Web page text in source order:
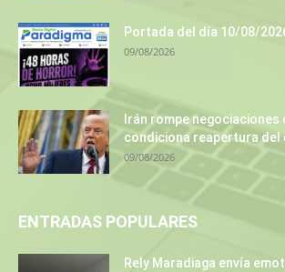
Portada del día 10/08/
09/08/2026
Irán rompe negociaciones
condiciona reapertura del
09/08/2026
ENTRADAS POPULARES
Rely Maradiaga envía